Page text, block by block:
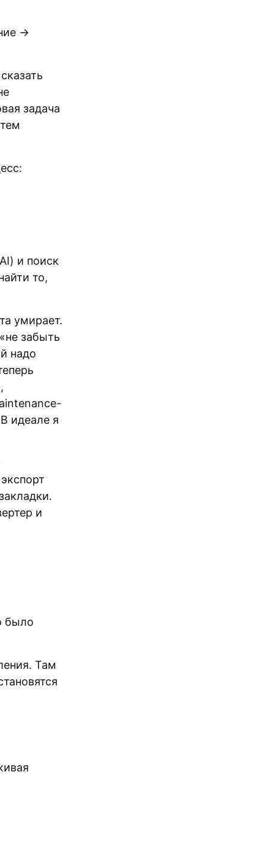
→
задача
и поиск
то,
умирает.
забыть
надо
идеале я
и
было
Там